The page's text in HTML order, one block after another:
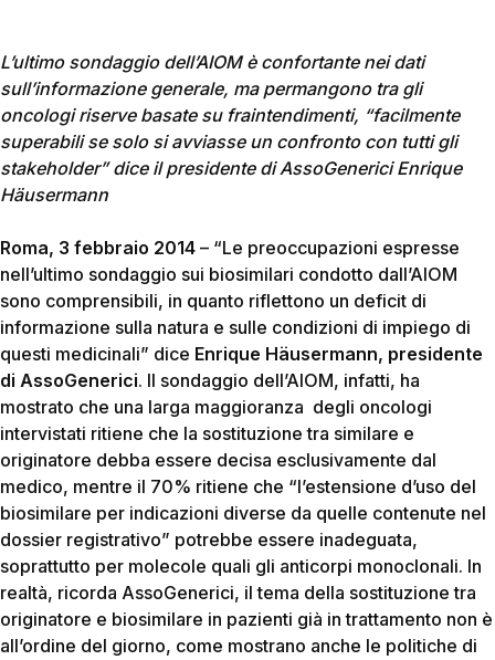
L’ultimo sondaggio dell’AIOM è confortante nei dati
sull’informazione generale, ma permangono tra gli
oncologi riserve basate su fraintendimenti, “facilmente
superabili se solo si avviasse un confronto con tutti gli
stakeholder” dice il presidente di AssoGenerici Enrique
Häusermann
Roma, 3 febbraio 2014 – “Le preoccupazioni espresse
nell’ultimo sondaggio sui biosimilari condotto dall’AIOM
sono comprensibili, in quanto riflettono un deficit di
informazione sulla natura e sulle condizioni di impiego di
questi medicinali” dice Enrique Häusermann, presidente
di AssoGenerici. Il sondaggio dell’AIOM, infatti, ha
mostrato che una larga maggioranza degli oncologi
intervistati ritiene che la sostituzione tra similare e
originatore debba essere decisa esclusivamente dal
medico, mentre il 70% ritiene che “l’estensione d’uso del
biosimilare per indicazioni diverse da quelle contenute nel
dossier registrativo” potrebbe essere inadeguata,
soprattutto per molecole quali gli anticorpi monoclonali. In
realtà, ricorda AssoGenerici, il tema della sostituzione tra
originatore e biosimilare in pazienti già in trattamento non è
all’ordine del giorno, come mostrano anche le politiche di